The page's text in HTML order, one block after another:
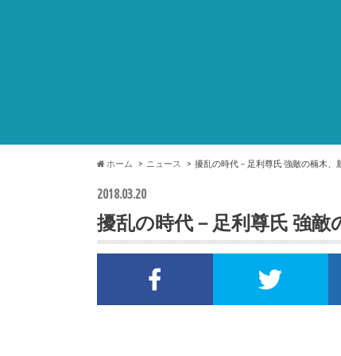
ホーム ニュース 擾乱の時代－足利尊氏 強敵の楠木、
2018.03.20
擾乱の時代－足利尊氏 強敵
Facebookでシェア